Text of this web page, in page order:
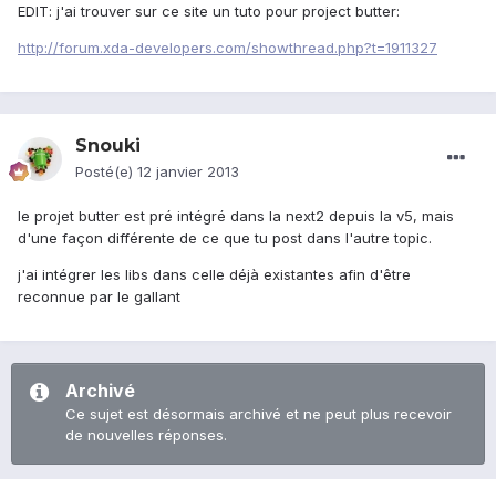
EDIT: j'ai trouver sur ce site un tuto pour project butter:
http://forum.xda-developers.com/showthread.php?t=1911327
Snouki
Posté(e) 12 janvier 2013
le projet butter est pré intégré dans la next2 depuis la v5, mais
d'une façon différente de ce que tu post dans l'autre topic.
j'ai intégrer les libs dans celle déjà existantes afin d'être
reconnue par le gallant
Archivé
Ce sujet est désormais archivé et ne peut plus recevoir
de nouvelles réponses.